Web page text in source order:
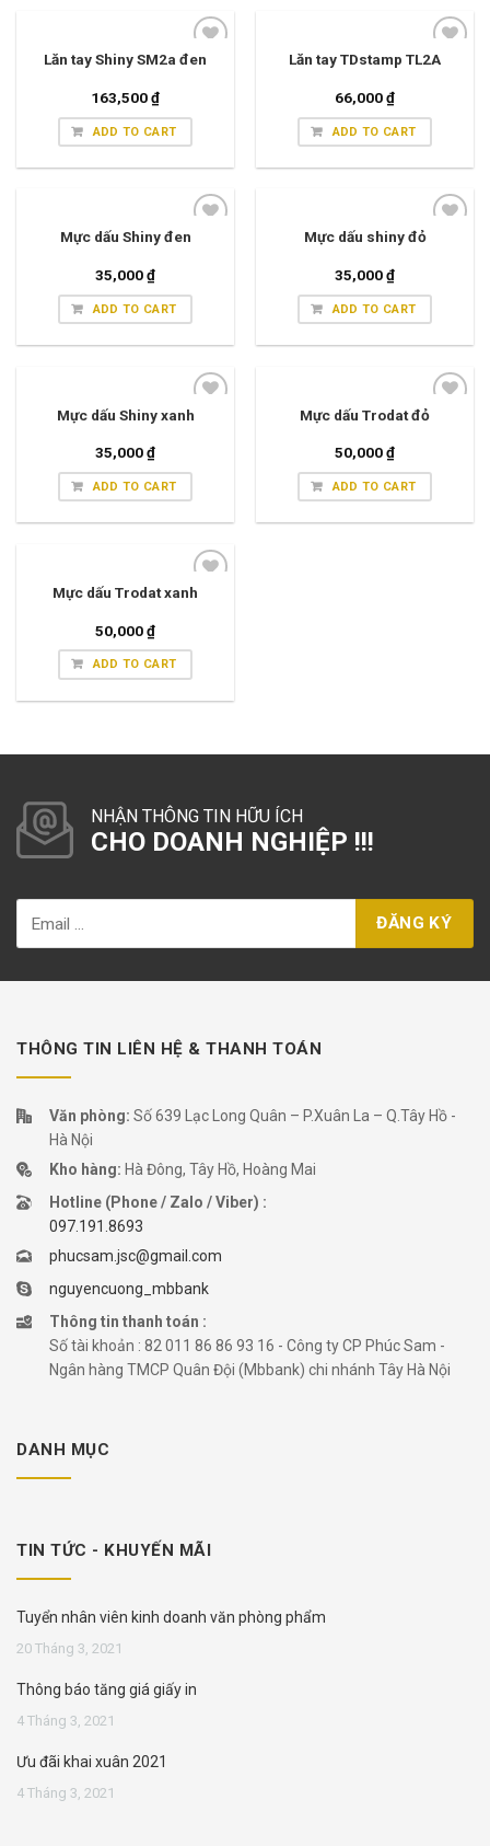
Lăn tay Shiny SM2a đen
163,500₫
ADD TO CART
Lăn tay TDstamp TL2A
66,000₫
ADD TO CART
Mực dấu Shiny đen
35,000₫
ADD TO CART
Mực dấu shiny đỏ
35,000₫
ADD TO CART
Mực dấu Shiny xanh
35,000₫
ADD TO CART
Mực dấu Trodat đỏ
50,000₫
ADD TO CART
Mực dấu Trodat xanh
50,000₫
ADD TO CART
NHẬN THÔNG TIN HỮU ÍCH
CHO DOANH NGHIỆP !!!
THÔNG TIN LIÊN HỆ & THANH TOÁN
Văn phòng: Số 639 Lạc Long Quân – P.Xuân La – Q.Tây Hồ -
Hà Nội
Kho hàng: Hà Đông, Tây Hồ, Hoàng Mai
Hotline (Phone / Zalo / Viber) :
097.191.8693
phucsam.jsc@gmail.com
nguyencuong_mbbank
Thông tin thanh toán :
Số tài khoản : 82 011 86 86 93 16 - Công ty CP Phúc Sam -
Ngân hàng TMCP Quân Đội (Mbbank) chi nhánh Tây Hà Nội
DANH MỤC
TIN TỨC - KHUYẾN MÃI
Tuyển nhân viên kinh doanh văn phòng phẩm
20 Tháng 3, 2021
Thông báo tăng giá giấy in
4 Tháng 3, 2021
Ưu đãi khai xuân 2021
4 Tháng 3, 2021